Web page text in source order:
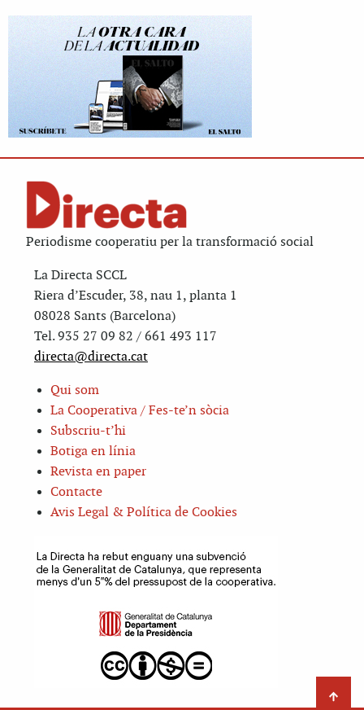
Periodisme cooperatiu per la transformació social
La Directa SCCL
Riera d’Escuder, 38, nau 1, planta 1
08028 Sants (Barcelona)
Tel. 935 27 09 82 / 661 493 117
directa@directa.cat
Qui som
La Cooperativa / Fes-te’n sòcia
Subscriu-t’hi
Botiga en línia
Revista en paper
Contacte
Avis Legal & Política de Cookies